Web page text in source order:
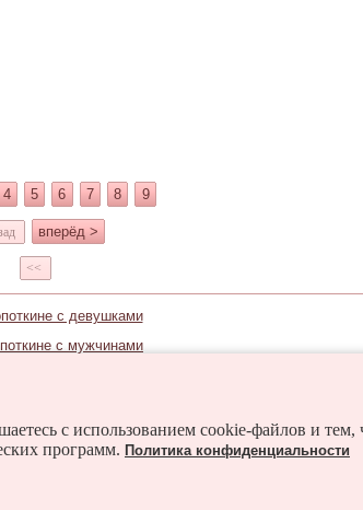
4 5 6 7 8 9
вперёд >
<<
с девушками
с мужчинами
Новороссийск
Абинск
с использованием cookie-файлов и
программ. Политика конфиденциальности